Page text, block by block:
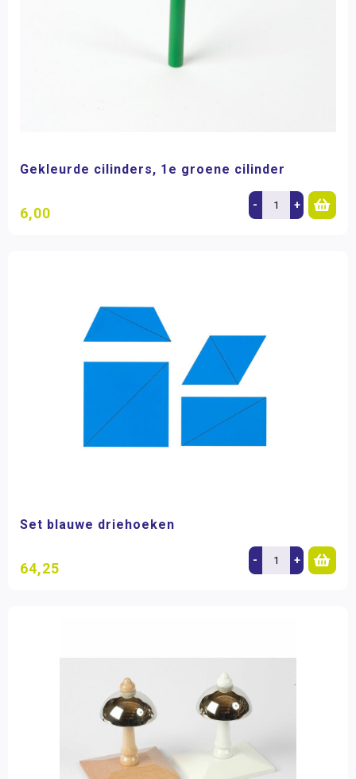
Gekleurde cilinders, 1e groene cilinder
6,00 - +
Set blauwe driehoeken
64,25 - +